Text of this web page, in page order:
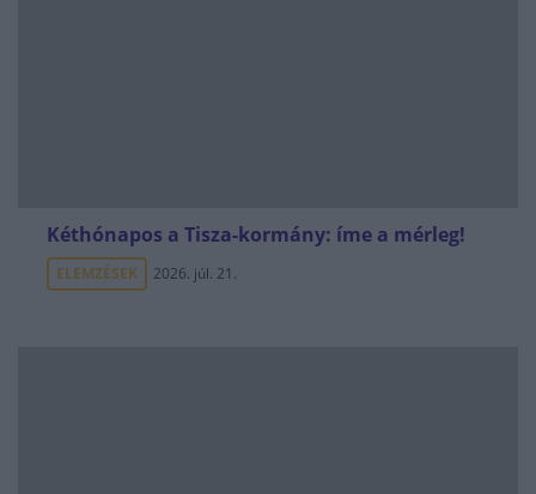
Kéthónapos a Tisza-kormány: íme a mérleg!
ELEMZÉSEK 2026. júl. 21.